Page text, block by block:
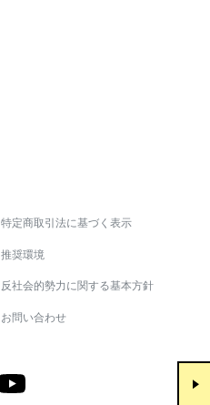
特定商取引法に基づく表示
推奨環境
反社会的勢力に関する基本方針
お問い合わせ